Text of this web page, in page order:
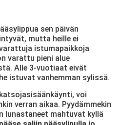
sen päivän
mutta heille ei
istumapaikkoja
varattu pieni alue
Alle 3-vuotiaat eivät
istuvat vanhemman sylissä.
voi
verran aikaa. Pyydämmekin
lunastaneet mahtuvat kyllä